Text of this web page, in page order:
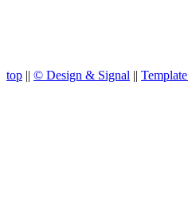
top || © Design & Signal ||